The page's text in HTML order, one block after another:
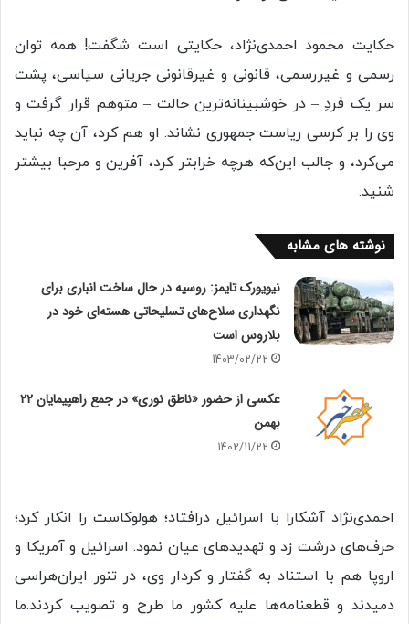
حکایت محمود احمدی‌نژاد، حکایتی است شگفت! همه توان
رسمی و غیررسمی، قانونی و غیرقانونی جریانی سیاسی، پشت
سر یک فردِ – در خوشبینانه‌ترین حالت – متوهم قرار گرفت و
وی را بر کرسی ریاست جمهوری نشاند. او هم کرد، آن چه نباید
می‌کرد، و جالب این‌که هرچه خرابتر کرد، آفرین و مرحبا بیشتر
شنید.
نوشته های مشابه
نیویورک تایمز: روسیه در حال ساخت انباری برای
نگهداری سلاح‌های تسلیحاتی هسته‌ای خود در
بلاروس است
1403/02/22
عکسی از حضور «ناطق نوری» در جمع راهپیمایان ۲۲
بهمن
1402/11/22
احمدی‌نژاد آشکارا با اسرائیل ‌درافتاد؛ هولوکاست را انکار کرد؛
حرف‌های درشت زد و تهدیدهای عیان نمود. اسرائیل و آمریکا و
اروپا هم با استناد به گفتار و کردار وی، در تنور ایران‌هراسی
دمیدند و قطعنامه‌ها علیه کشور ما طرح و تصویب کردند.ما